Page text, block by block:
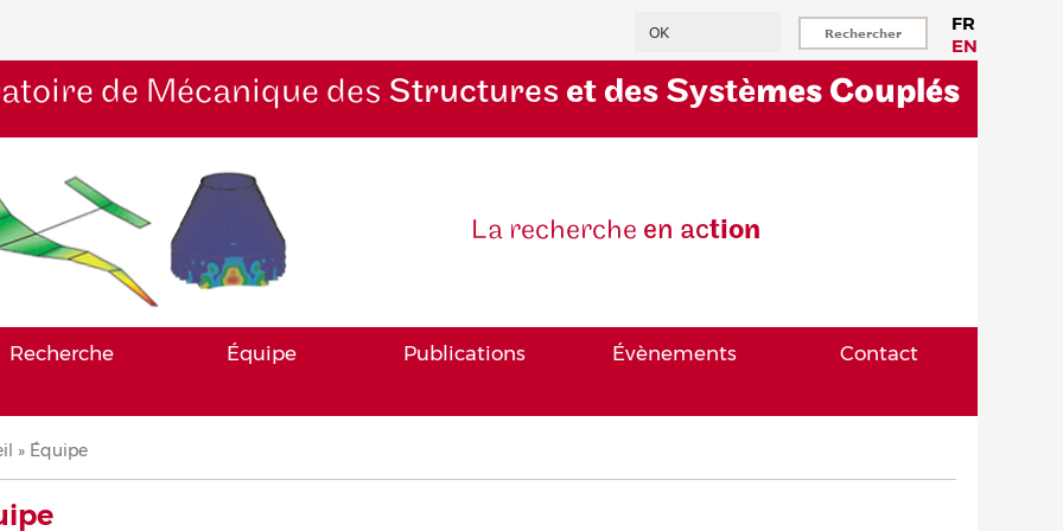
FR
EN
de Mécanique des Structures et des Systèmes Couplés
La recherche en action
Recherche Équipe Publications Évènements Contact
Équipe